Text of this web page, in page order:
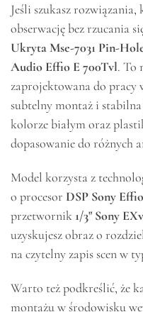
Jeśli szukasz
obserwację bez rzucania
Ukryta Mse-7031 Pin-
Audio Effio E 700Tvl. To
zaprojektowana do pracy
subtelny montaż i
kolorze białym oraz
dopasowanie do różnych
Model korzysta z
o procesor DSP Sony
przetwornik 1/3" Sony
uzyskujesz obraz o
na czytelny zapis scen w
Warto też podkreślić, że
montażu w środowisku